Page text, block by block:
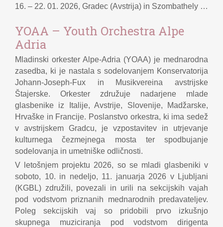
16. – 22. 01. 2026, Gradec (Avstrija) in Szombathely (Madžarska)
YOAA – Youth Orchestra Alpe
Adria
Mladinski orkester Alpe-Adria (YOAA) je mednarodna
zasedba, ki je nastala s sodelovanjem Konservatorija
Johann-Joseph-Fux in Musikvereina avstrijske
Štajerske. Orkester združuje nadarjene mlade
glasbenike iz Italije, Avstrije, Slovenije, Madžarske,
Hrvaške in Francije. Poslanstvo orkestra, ki ima sedež
v avstrijskem Gradcu, je vzpostavitev in utrjevanje
kulturnega čezmejnega mosta ter spodbujanje
sodelovanja in umetniške odličnosti.
V letošnjem projektu 2026, so se mladi glasbeniki v
soboto, 10. in nedeljo, 11. januarja 2026 v Ljubljani
(KGBL) združili, povezali in urili na sekcijskih vajah
pod vodstvom priznanih mednarodnih predavateljev.
Poleg sekcijskih vaj so pridobili prvo izkušnjo
skupnega muziciranja pod vodstvom dirigenta